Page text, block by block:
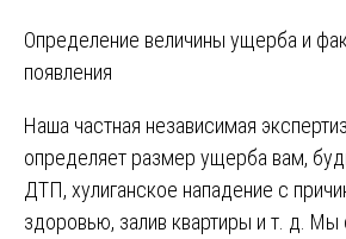
Определение величины ущерба и
появления
Наша частная независимая
определяет размер ущерба вам,
ДТП, хулиганское нападение с
здоровью, залив квартиры и т. д. Мы